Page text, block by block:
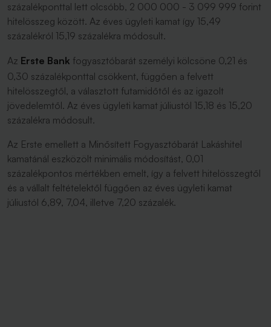
százalékponttal lett olcsóbb, 2 000 000 - 3 099 999 forint
hitelösszeg között. Az éves ügyleti kamat így 15,49
százalékról 15,19 százalékra módosult.
Az Erste Bank fogyasztóbarát személyi kölcsöne 0,21 és
0,30 százalékponttal csökkent, függően a felvett
hitelösszegtől, a választott futamidőtől és az igazolt
jövedelemtől. Az éves ügyleti kamat júliustól 15,18 és 15,20
százalékra módosult.
Az Erste emellett a Minősített Fogyasztóbarát Lakáshitel
kamatánál eszközölt minimális módosítást, 0,01
százalékpontos mértékben emelt, így a felvett hitelösszegtől
és a vállalt feltételektől függően az éves ügyleti kamat
júliustól 6,89, 7,04, illetve 7,20 százalék.